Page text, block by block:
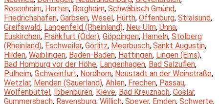
Rosenheim, Herten, Bergheim, Schwäbisch Gmünd,
Friedrichshafen, Garbsen, Wesel , Hürth, Offenburg, Stralsund,
Greifswald, Langenfeld (Rheinland), Neu-Ulm, Unna,
Euskirchen, Frankfurt (Oder), Göppingen, Hameln, Stolberg
(Rheinland), Eschweiler, Görlitz, Meerbusch, Sankt Augustin,
Hilden, Waiblingen, Baden-Baden, Hattingen, Lingen (Ems),
Bad Homburg vor der Höhe, Langenhagen, Bad Salzuflen,
Pulheim, Schweinfurt, Nordhorn, Neustadt an der Weinstraße,
Wetzlar, Menden (Sauerland), Ahlen, Frechen, Passau,
Wolfenbüttel , Ibbenbüren, Kleve, Bad Kreuznach, Goslar,
Gummersbach, Ravensburg, Willich, Speyer, Emden, Schwerte,